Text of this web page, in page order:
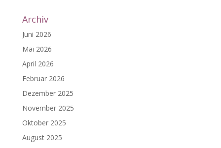
Archiv
Juni 2026
Mai 2026
April 2026
Februar 2026
Dezember 2025
November 2025
Oktober 2025
August 2025